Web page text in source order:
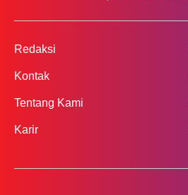
Redaksi
Kontak
Tentang Kami
Karir